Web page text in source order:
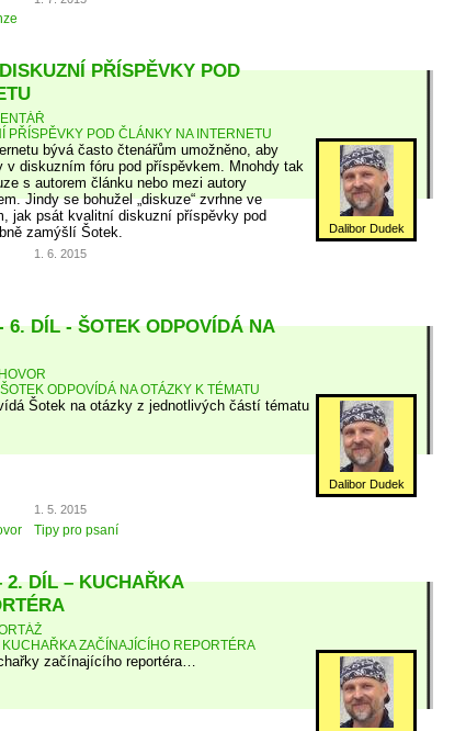
PŘÍSPĚVKY POD
PŘÍSPĚVKY POD ČLÁNKY NA INTERNETU
Dalibor Dudek
bývá často čtenářům umožněno, aby
v diskuzním fóru pod příspěvkem. Mnohdy tak
s autorem článku nebo mezi autory
Jindy se bohužel „diskuze“ zvrhne ve
jak psát kvalitní diskuzní příspěvky pod
zamýšlí Šotek.
1. 6. 2015
6. DÍL - ŠOTEK ODPOVÍDÁ NA
ODPOVÍDÁ NA OTÁZKY K TÉMATU
Dalibor Dudek
Šotek na otázky z jednotlivých částí tématu
1. 5. 2015
Tipy pro psaní
2. DÍL – KUCHAŘKA
ZAČÍNAJÍCÍHO REPORTÉRA
začínajícího reportéra…